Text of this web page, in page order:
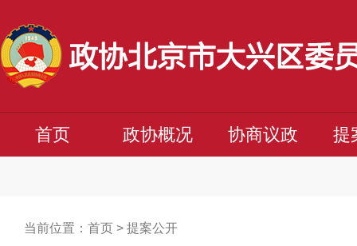
首页 政协概况 协商议政 提
当前位置： 首页 > 提案公开